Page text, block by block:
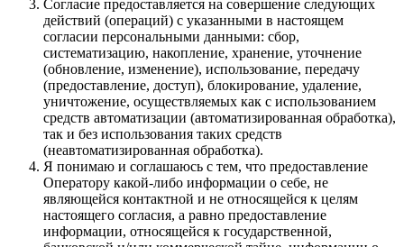
Согласие предоставляется на совершение следующих
действий (операций) с указанными в настоящем
согласии персональными данными: сбор,
систематизацию, накопление, хранение, уточнение
(обновление, изменение), использование, передачу
(предоставление, доступ), блокирование, удаление,
уничтожение, осуществляемых как с использованием
средств автоматизации (автоматизированная обработка),
так и без использования таких средств
(неавтоматизированная обработка).
Я понимаю и соглашаюсь с тем, что предоставление
Оператору какой-либо информации о себе, не
являющейся контактной и не относящейся к целям
настоящего согласия, а равно предоставление
информации, относящейся к государственной,